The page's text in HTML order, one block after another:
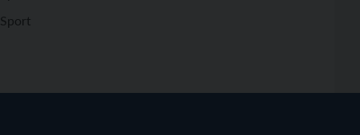
Sport